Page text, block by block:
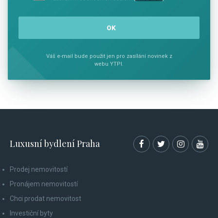
Váš e-mail bude použit jen pro zasílání novinek z
webu YTPI.
Luxusní bydlení Praha
Prodej nemovitostí
Pronájem nemovitostí
Chci prodat nemovitost
Investiční byty